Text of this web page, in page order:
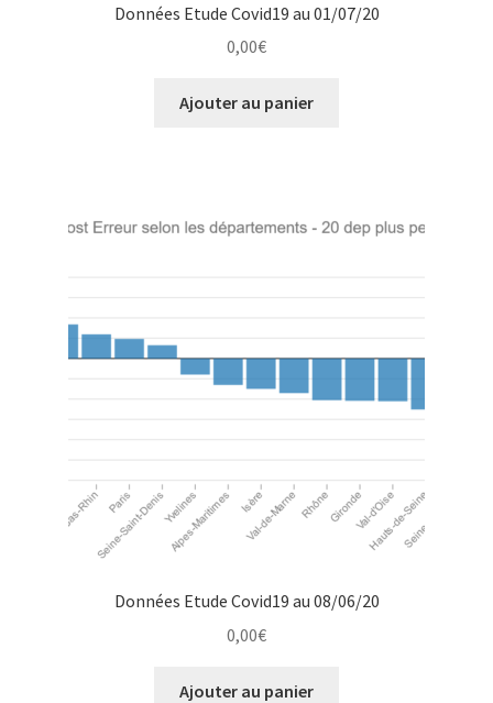
Données Etude Covid19 au 01/07/20
0,00€
Ajouter au panier
Données Etude Covid19 au 08/06/20
0,00€
Ajouter au panier